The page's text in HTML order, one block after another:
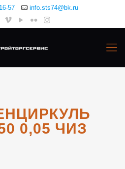
57 info.sts74@bk.ru
0,05 ЧИЗ